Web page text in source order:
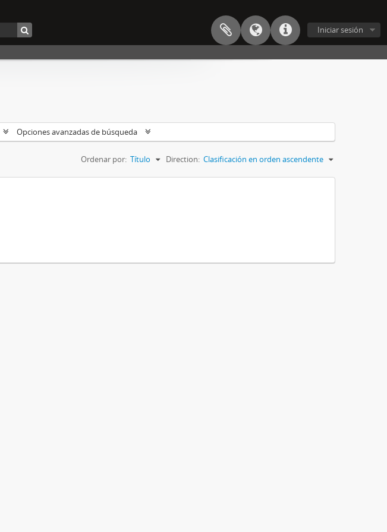
Iniciar sesión
Opciones avanzadas de búsqueda
Ordenar por: Título Direction: Clasificación en orden ascendente